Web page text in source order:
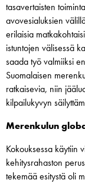
tasavertaisten
avovesialuksien
erilaisia
istuntojen välisessä
saada työ valmiiksi
Suomalaisen
ratkaisevia, niin
kilpailukyvyn
Merenkulun
Kokouksessa käytiin
kehitysrahaston
tekemää esitystä oli